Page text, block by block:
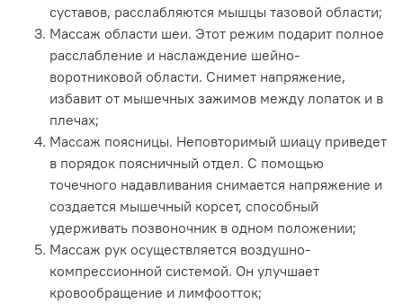
суставов, расслабляются мышцы тазовой области;
Массаж области шеи. Этот режим подарит полное
расслабление и наслаждение шейно-
воротниковой области. Снимет напряжение,
избавит от мышечных зажимов между лопаток и в
плечах;
Массаж поясницы. Неповторимый шиацу приведет
в порядок поясничный отдел. С помощью
точечного надавливания снимается напряжение и
создается мышечный корсет, способный
удерживать позвоночник в одном положении;
Массаж рук осуществляется воздушно-
компрессионной системой. Он улучшает
кровообращение и лимфоотток;